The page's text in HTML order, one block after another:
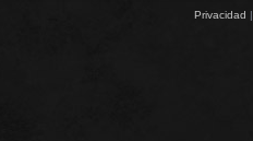
Privacidad |